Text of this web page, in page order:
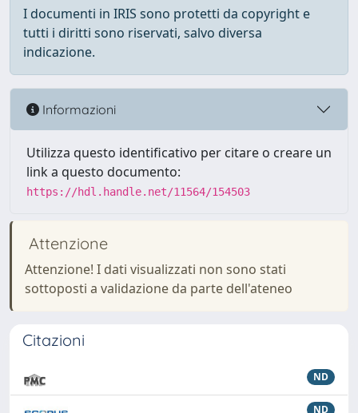
I documenti in IRIS sono protetti da copyright e
tutti i diritti sono riservati, salvo diversa
indicazione.
Informazioni
Utilizza questo identificativo per citare o creare un
link a questo documento:
https://hdl.handle.net/11564/154503
Attenzione
Attenzione! I dati visualizzati non sono stati
sottoposti a validazione da parte dell'ateneo
Citazioni
ND
ND